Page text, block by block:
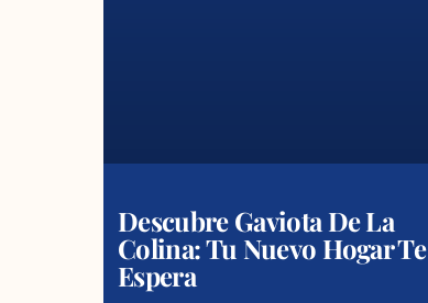
Descubre Gaviota De La
Colina: Tu Nuevo Hogar Te
Espera